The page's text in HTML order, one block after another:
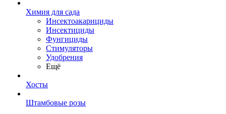
Химия для сада
Инсектоакарициды
Инсектициды
Фунгициды
Стимуляторы
Удобрения
Ещё
Хосты
Штамбовые розы